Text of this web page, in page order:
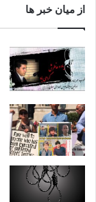
از میان خبر ها